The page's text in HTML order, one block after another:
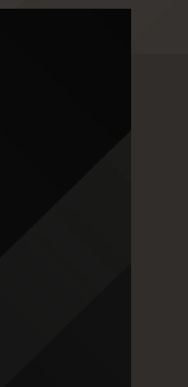
clientèle puisse
à notre
restent impartiales
personne connaisse
et nous les